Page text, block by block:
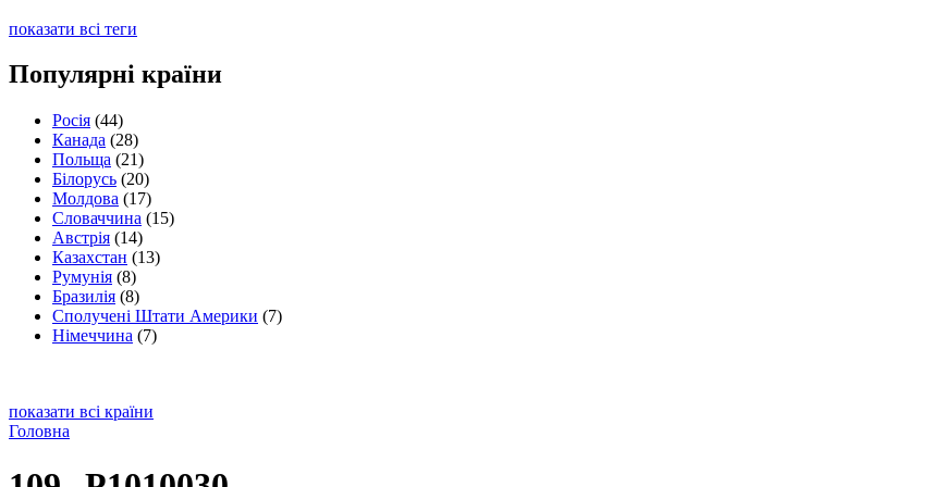
показати всі теги
Популярні країни
Росія (44)
Канада (28)
Польща (21)
Білорусь (20)
Молдова (17)
Словаччина (15)
Австрія (14)
Казахстан (13)
Румунія (8)
Бразилія (8)
Сполучені Штати Америки (7)
Німеччина (7)
показати всі країни
Головна